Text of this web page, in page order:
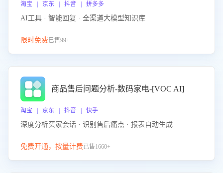
淘宝 | 京东 | 抖音 | 拼多多
AI工具 · 智能回复 · 全渠道大模型知识库
限时免费已售99+
商品售后问题分析-数码家电-[VOC AI]
淘宝 | 京东 | 抖音 | 快手
深度分析买家会话 · 识别售后痛点 · 报表自动生成
免费开通，按量计费已售1660+